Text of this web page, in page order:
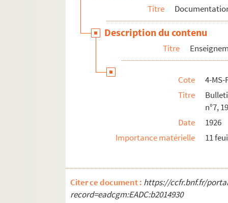
Titre
Description du contenu
Titre
Cote
4-MS-
Titre
n°7,
Date
1926
Importance matérielle
11
Citer ce document : https://ccfr.bnf.fr/
record=eadcgm:EADC:b2014930